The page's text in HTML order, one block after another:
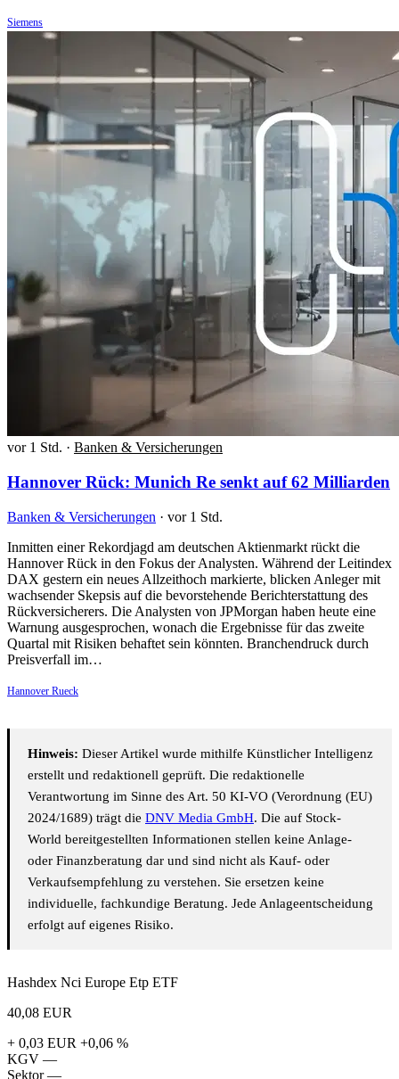
Siemens
vor 1 Std. · Banken & Versicherungen
Hannover Rück: Munich Re senkt auf 62 Milliarden
Banken & Versicherungen · vor 1 Std.
Inmitten einer Rekordjagd am deutschen Aktienmarkt rückt die
Hannover Rück in den Fokus der Analysten. Während der Leitindex
DAX gestern ein neues Allzeithoch markierte, blicken Anleger mit
wachsender Skepsis auf die bevorstehende Berichterstattung des
Rückversicherers. Die Analysten von JPMorgan haben heute eine
Warnung ausgesprochen, wonach die Ergebnisse für das zweite
Quartal mit Risiken behaftet sein könnten. Branchendruck durch
Preisverfall im…
Hannover Rueck
Hinweis: Dieser Artikel wurde mithilfe Künstlicher Intelligenz
erstellt und redaktionell geprüft. Die redaktionelle
Verantwortung im Sinne des Art. 50 KI-VO (Verordnung (EU)
2024/1689) trägt die DNV Media GmbH. Die auf Stock-
World bereitgestellten Informationen stellen keine Anlage-
oder Finanzberatung dar und sind nicht als Kauf- oder
Verkaufsempfehlung zu verstehen. Sie ersetzen keine
individuelle, fachkundige Beratung. Jede Anlageentscheidung
erfolgt auf eigenes Risiko.
Hashdex Nci Europe Etp ETF
40,08 EUR
+ 0,03 EUR +0,06 %
KGV —
Sektor —